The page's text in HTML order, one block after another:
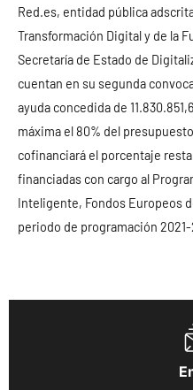
Red.es, entidad pública
Transformación Digital y de la
Secretaría de Estado de
cuentan en su segunda
ayuda concedida de
máxima el 80% del
cofinanciará el porcentaje
financiadas con cargo al
Inteligente, Fondos Europeos
periodo de programación 2021-